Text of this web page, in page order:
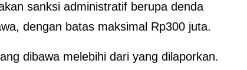
sanksi administratif berupa denda
dengan batas maksimal Rp300 juta.
dibawa melebihi dari yang dilaporkan.